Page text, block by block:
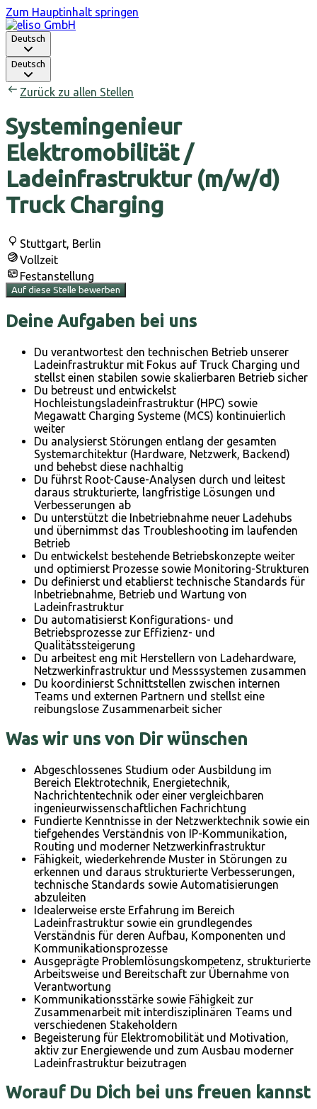
Zum Hauptinhalt springen
Deutsch
Deutsch
Zurück zu allen Stellen
Systemingenieur
Elektromobilität /
Ladeinfrastruktur (m/w/d)
Truck Charging
Stuttgart, Berlin
Vollzeit
Festanstellung
Auf diese Stelle bewerben
Deine Aufgaben bei uns
Du verantwortest den technischen Betrieb unserer
Ladeinfrastruktur mit Fokus auf Truck Charging und
stellst einen stabilen sowie skalierbaren Betrieb sicher
Du betreust und entwickelst
Hochleistungsladeinfrastruktur (HPC) sowie
Megawatt Charging Systeme (MCS) kontinuierlich
weiter
Du analysierst Störungen entlang der gesamten
Systemarchitektur (Hardware, Netzwerk, Backend)
und behebst diese nachhaltig
Du führst Root-Cause-Analysen durch und leitest
daraus strukturierte, langfristige Lösungen und
Verbesserungen ab
Du unterstützt die Inbetriebnahme neuer Ladehubs
und übernimmst das Troubleshooting im laufenden
Betrieb
Du entwickelst bestehende Betriebskonzepte weiter
und optimierst Prozesse sowie Monitoring-Strukturen
Du definierst und etablierst technische Standards für
Inbetriebnahme, Betrieb und Wartung von
Ladeinfrastruktur
Du automatisierst Konfigurations- und
Betriebsprozesse zur Effizienz- und
Qualitätssteigerung
Du arbeitest eng mit Herstellern von Ladehardware,
Netzwerkinfrastruktur und Messsystemen zusammen
Du koordinierst Schnittstellen zwischen internen
Teams und externen Partnern und stellst eine
reibungslose Zusammenarbeit sicher
Was wir uns von Dir wünschen
Abgeschlossenes Studium oder Ausbildung im
Bereich Elektrotechnik, Energietechnik,
Nachrichtentechnik oder einer vergleichbaren
ingenieurwissenschaftlichen Fachrichtung
Fundierte Kenntnisse in der Netzwerktechnik sowie ein
tiefgehendes Verständnis von IP-Kommunikation,
Routing und moderner Netzwerkinfrastruktur
Fähigkeit, wiederkehrende Muster in Störungen zu
erkennen und daraus strukturierte Verbesserungen,
technische Standards sowie Automatisierungen
abzuleiten
Idealerweise erste Erfahrung im Bereich
Ladeinfrastruktur sowie ein grundlegendes
Verständnis für deren Aufbau, Komponenten und
Kommunikationsprozesse
Ausgeprägte Problemlösungskompetenz, strukturierte
Arbeitsweise und Bereitschaft zur Übernahme von
Verantwortung
Kommunikationsstärke sowie Fähigkeit zur
Zusammenarbeit mit interdisziplinären Teams und
verschiedenen Stakeholdern
Begeisterung für Elektromobilität und Motivation,
aktiv zur Energiewende und zum Ausbau moderner
Ladeinfrastruktur beizutragen
Worauf Du Dich bei uns freuen kannst